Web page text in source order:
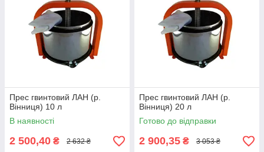
Прес гвинтовий ЛАН (р.
Вінниця) 10 л
В наявності
2 500,40 ₴ 2 632 ₴
Прес гвинтовий ЛАН (р.
Вінниця) 20 л
Готово до відправки
2 900,35 ₴ 3 053 ₴